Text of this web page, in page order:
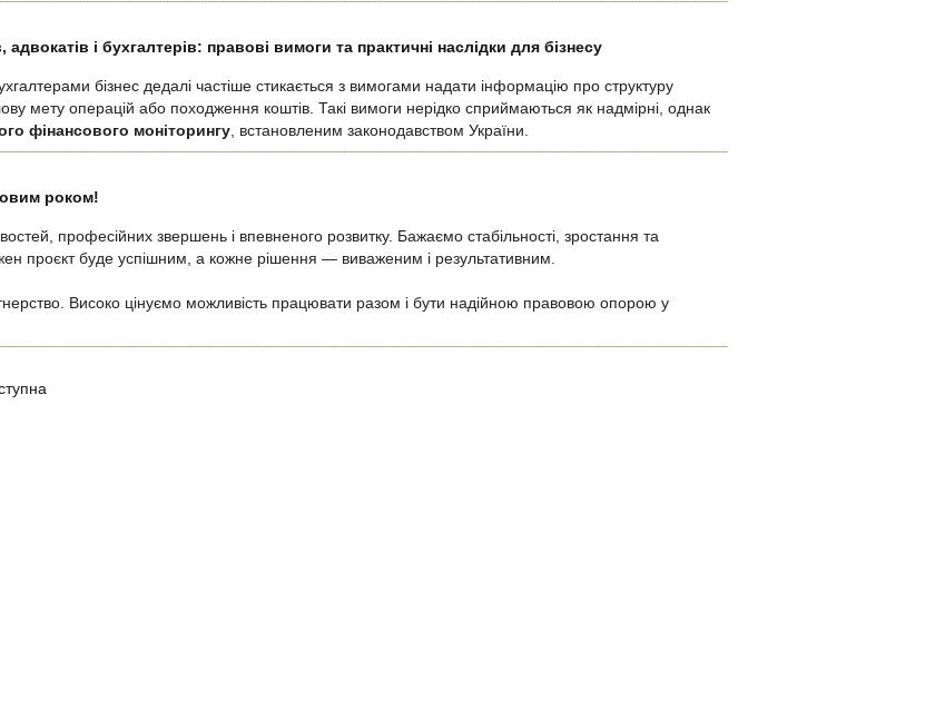
і бухгалтерів: правові вимоги та практичні наслідки для бізнесу
бізнес дедалі частіше стикається з вимогами надати інформацію про структуру
мету операцій або походження коштів. Такі вимоги нерідко сприймаються як надмірні, однак
фінансового моніторингу, встановленим законодавством України.
роком!
професійних звершень і впевненого розвитку. Бажаємо стабільності, зростання та
проєкт буде успішним, а кожне рішення — виваженим і результативним.
Високо цінуємо можливість працювати разом і бути надійною правовою опорою у